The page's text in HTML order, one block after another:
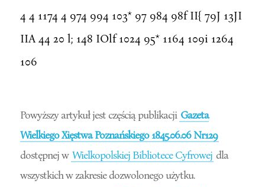
4 4 1174 4 974 994 103* 97 984 98f II{ 79J 13JI
IIA 44 20 l; 148 IOlf 1024 95* 1164 109i 1264
106
Powyższy artykuł jest częścią publikacji Gazeta
Wielkiego Xięstwa Poznańskiego 1845.06.06 Nr129
dostępnej w Wielkopolskiej Bibliotece Cyfrowej dla
wszystkich w zakresie dozwolonego użytku.